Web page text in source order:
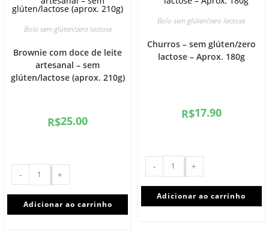
Bolo sem glúten/zero lactose
Brownie com doce de leite
artesanal – sem
glúten/lactose (aprox. 210g)
R$25.00
- +
Adicionar ao carrinho
Bolo sem glúten/zero lactose
Churros – sem glúten/zero
lactose – Aprox. 180g
R$17.90
- +
Adicionar ao carrinho